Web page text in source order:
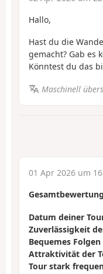
Hallo,
Hast du die
gemacht? Gab es
Könntest du das
Maschinell
01 Apr 2026 um
Gesamtbewertung
Datum deiner
Zuverlässigkeit
Bequemes
Attraktivität der
Tour stark